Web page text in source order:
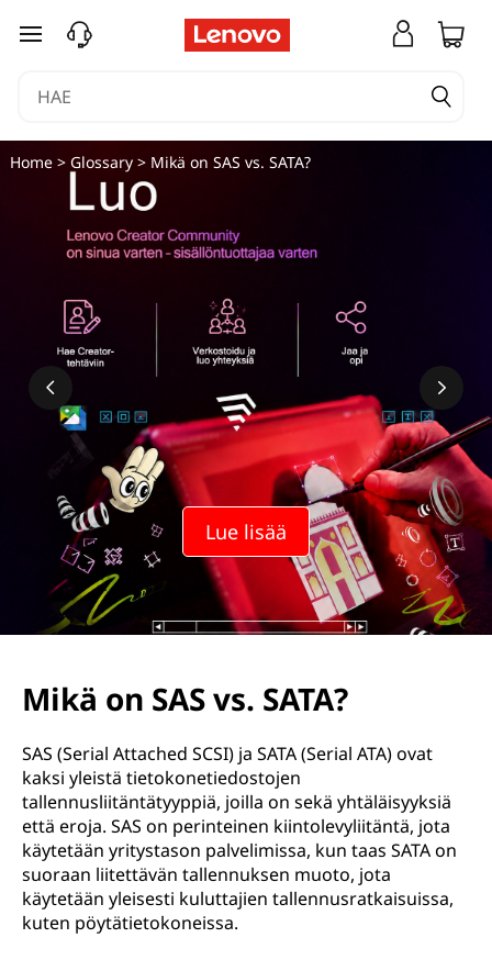
M
ä
A
siirry pääsisältöön
Lue lisää
Home> Glossary> Mikä on SAS vs. SATA?
Mikä on SAS vs. SATA?
SAS (Serial Attached SCSI) ja SATA (Serial ATA) ovat
kaksi yleistä tietokonetiedostojen
tallennusliitäntätyyppiä, joilla on sekä yhtäläisyyksiä
että eroja. SAS on perinteinen kiintolevyliitäntä, jota
käytetään yritystason palvelimissa, kun taas SATA on
suoraan liitettävän tallennuksen muoto, jota
käytetään yleisesti kuluttajien tallennusratkaisuissa,
kuten pöytätietokoneissa.